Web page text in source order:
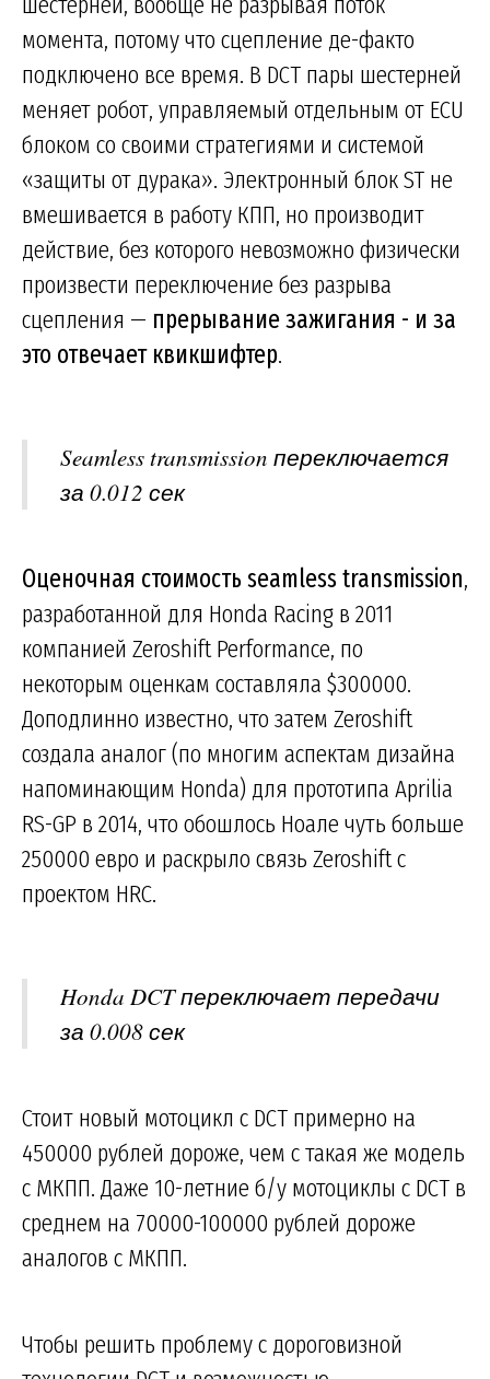
момента, потому что сцепление де-факто
подключено все время. В DCT пары шестерней
меняет робот, управляемый отдельным от ECU
блоком со своими стратегиями и системой
«защиты от дурака». Электронный блок ST не
вмешивается в работу КПП, но производит
действие, без которого невозможно физически
произвести переключение без разрыва
сцепления — прерывание зажигания - и за
это отвечает квикшифтер.
Seamless transmission переключается
за 0.012 сек
Оценочная стоимость seamless transmission,
разработанной для Honda Racing в 2011
компанией Zeroshift Performance, по
некоторым оценкам составляла $300000.
Доподлинно известно, что затем Zeroshift
создала аналог (по многим аспектам дизайна
напоминающим Honda) для прототипа Aprilia
RS-GP в 2014, что обошлось Ноале чуть больше
250000 евро и раскрыло связь Zeroshift с
проектом HRC.
Honda DCT переключает передачи
за 0.008 сек
Стоит новый мотоцикл с DCT примерно на
450000 рублей дороже, чем с такая же модель
с МКПП. Даже 10-летние б/у мотоциклы с DCT в
среднем на 70000-100000 рублей дороже
аналогов с МКПП.
Чтобы решить проблему с дороговизной